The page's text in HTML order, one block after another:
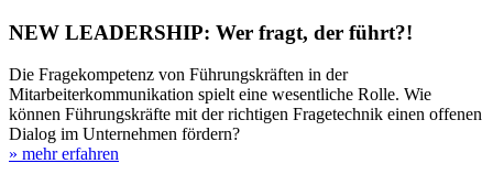
NEW LEADERSHIP: Wer fragt, der führt?!
Die Fragekompetenz von Führungskräften in der
Mitarbeiterkommunikation spielt eine wesentliche Rolle. Wie
können Führungskräfte mit der richtigen Fragetechnik einen offenen
Dialog im Unternehmen fördern?
» mehr erfahren